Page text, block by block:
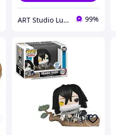
ART Studio Lutsk 99%